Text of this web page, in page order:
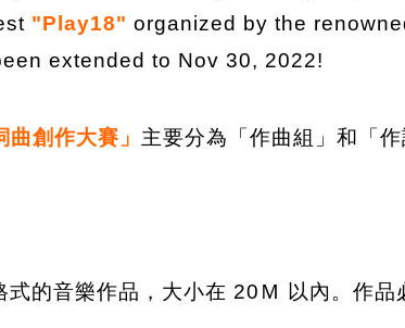
"Play18" organized by the
extended to Nov 30, 2022!
創作大賽」 主要分為「作曲組」和「
的音樂作品，大小在 20Ｍ 以內。作品